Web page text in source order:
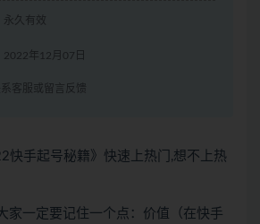
永久有效
2022年12月07日
客服或留言反馈
快手起号秘籍》快速上热门,想不上热
家一定要记住一个点：价值（在快手